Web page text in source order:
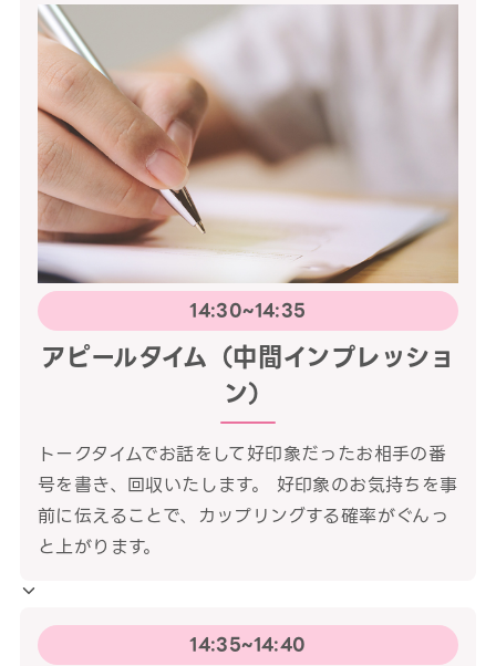
14:30~14:35
アピールタイム（中間インプレッショ
ン）
トークタイムでお話をして好印象だったお相手の番
号を書き、回収いたします。 好印象のお気持ちを事
前に伝えることで、カップリングする確率がぐんっ
と上がります。
14:35~14:40